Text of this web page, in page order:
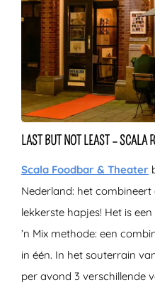
LAST BUT NOT LEAST – SCALA
Scala Foodbar & Theater
Nederland: het
lekkerste hapjes! Het is
’n Mix methode: een
in één. In het souterrain
per avond 3 verschillende